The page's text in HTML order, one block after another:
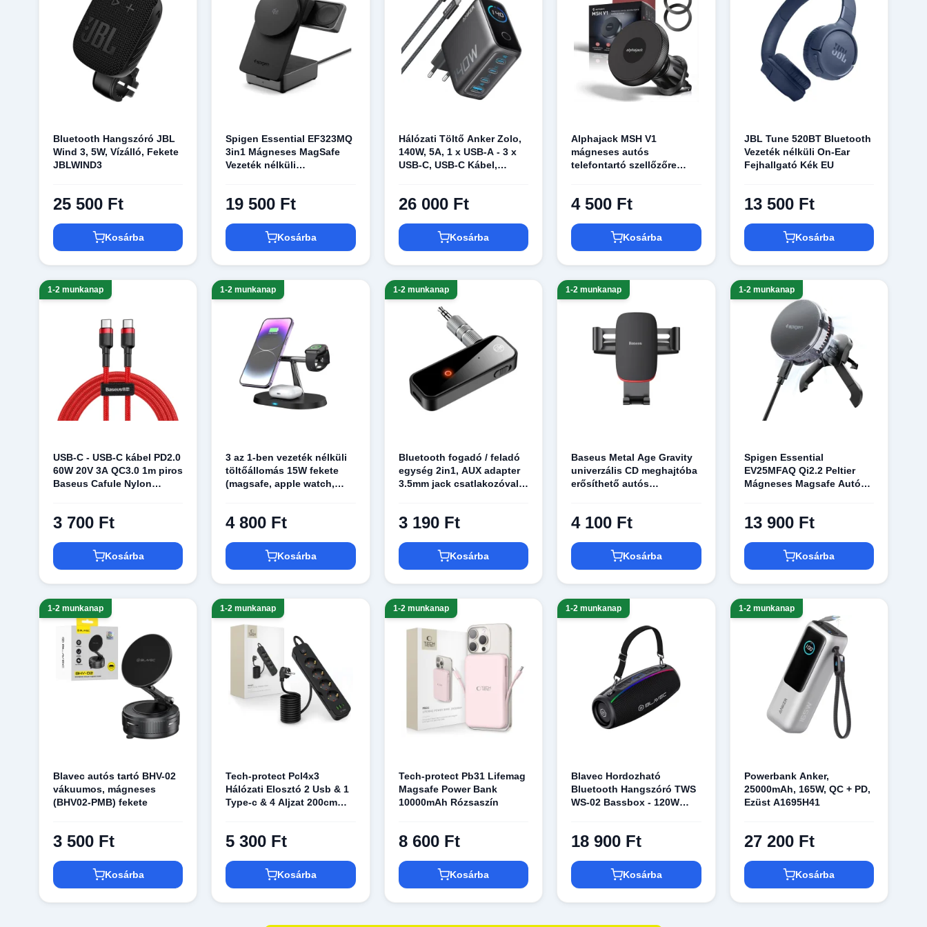
Bluetooth Hangszóró JBL
Wind 3, 5W, Vízálló, Fekete
JBLWIND3
25 500 Ft
Kosárba
Spigen Essential EF323MQ
3in1 Mágneses MagSafe
Vezeték nélküli
19 500 Ft
Kosárba
Hálózati Töltő Anker Zolo,
140W, 5A, 1 x USB-A - 3 x
USB-C, USB-C Kábel,
26 000 Ft
Kosárba
Alphajack MSH V1
mágneses autós
telefontartó szellőzőre
4 500 Ft
Kosárba
JBL Tune 520BT Bluetooth
Vezeték nélküli On-Ear
Fejhallgató Kék EU
13 500 Ft
Kosárba
1-2 munkanap
USB-C - USB-C kábel PD2.0
60W 20V 3A QC3.0 1m piros
Baseus Cafule Nylon
3 700 Ft
Kosárba
1-2 munkanap
3 az 1-ben vezeték nélküli
töltőállomás 15W fekete
(magsafe, apple watch,
4 800 Ft
Kosárba
1-2 munkanap
Bluetooth fogadó / feladó
egység 2in1, AUX adapter
3.5mm jack csatlakozóval,
3 190 Ft
Kosárba
1-2 munkanap
Baseus Metal Age Gravity
univerzális CD meghajtóba
erősíthető autós
4 100 Ft
Kosárba
1-2 munkanap
Spigen Essential
EV25MFAQ Qi2.2 Peltier
Mágneses Magsafe Autós
13 900 Ft
Kosárba
1-2 munkanap
Blavec autós tartó BHV-02
vákuumos, mágneses
(BHV02-PMB) fekete
3 500 Ft
Kosárba
1-2 munkanap
Tech-protect Pcl4x3
Hálózati Elosztó 2 Usb & 1
Type-c & 4 Aljzat 200cm
5 300 Ft
Kosárba
1-2 munkanap
Tech-protect Pb31 Lifemag
Magsafe Power Bank
10000mAh Rózsaszín
8 600 Ft
Kosárba
1-2 munkanap
Blavec Hordozható
Bluetooth Hangszóró TWS
WS-02 Bassbox - 120W
18 900 Ft
Kosárba
1-2 munkanap
Powerbank Anker,
25000mAh, 165W, QC + PD,
Ezüst A1695H41
27 200 Ft
Kosárba